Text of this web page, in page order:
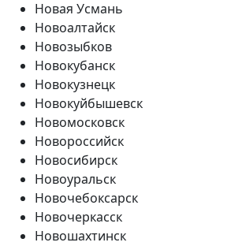
Новая Усмань
Новоалтайск
Новозыбков
Новокубанск
Новокузнецк
Новокуйбышевск
Новомосковск
Новороссийск
Новосибирск
Новоуральск
Новочебоксарск
Новочеркасск
Новошахтинск